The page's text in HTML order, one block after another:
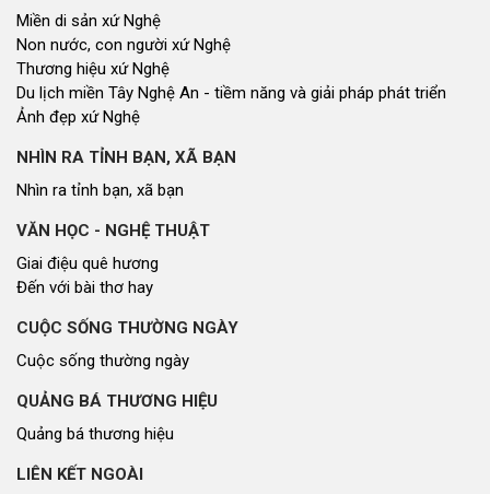
Miền di sản xứ Nghệ
Non nước, con người xứ Nghệ
Thương hiệu xứ Nghệ
Du lịch miền Tây Nghệ An - tiềm năng và giải pháp phát triển
Ảnh đẹp xứ Nghệ
NHÌN RA TỈNH BẠN, XÃ BẠN
Nhìn ra tỉnh bạn, xã bạn
VĂN HỌC - NGHỆ THUẬT
Giai điệu quê hương
Đến với bài thơ hay
CUỘC SỐNG THƯỜNG NGÀY
Cuộc sống thường ngày
QUẢNG BÁ THƯƠNG HIỆU
Quảng bá thương hiệu
LIÊN KẾT NGOÀI